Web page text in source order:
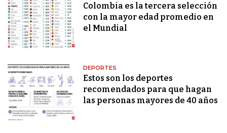
Colombia es la tercera selección
con la mayor edad promedio en
el Mundial
DEPORTES
Estos son los deportes
recomendados para que hagan
las personas mayores de 40 años